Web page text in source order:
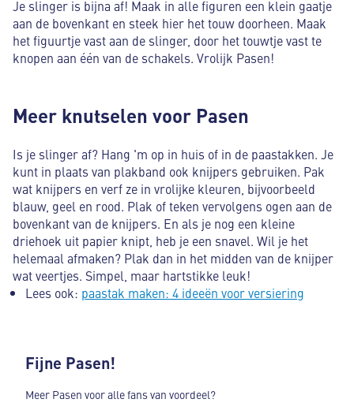
Je slinger is bijna af! Maak in alle figuren een klein gaatje
aan de bovenkant en steek hier het touw doorheen. Maak
het figuurtje vast aan de slinger, door het touwtje vast te
knopen aan één van de schakels. Vrolijk Pasen!
Meer knutselen voor Pasen
Is je slinger af? Hang 'm op in huis of in de paastakken. Je
kunt in plaats van plakband ook knijpers gebruiken. Pak
wat knijpers en verf ze in vrolijke kleuren, bijvoorbeeld
blauw, geel en rood. Plak of teken vervolgens ogen aan de
bovenkant van de knijpers. En als je nog een kleine
driehoek uit papier knipt, heb je een snavel. Wil je het
helemaal afmaken? Plak dan in het midden van de knijper
wat veertjes. Simpel, maar hartstikke leuk!
Lees ook: paastak maken: 4 ideeën voor versiering
Fijne Pasen!
Meer Pasen voor alle fans van voordeel?